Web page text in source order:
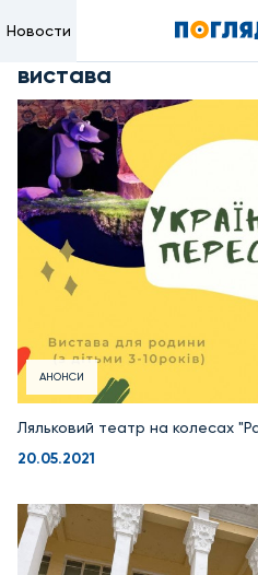
Новости
вистава
АНОНСИ
Ляльковий театр на колесах
20.05.2021